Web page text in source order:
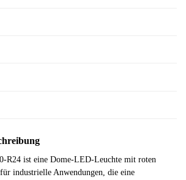
R24 ist eine Dome-LED-Leuchte mit roten
industrielle Anwendungen, die eine